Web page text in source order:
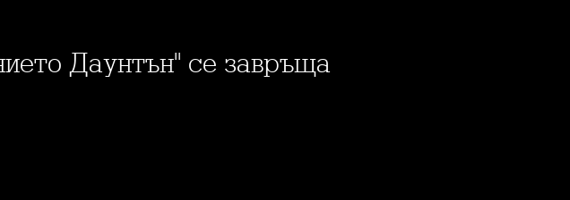
Даунтън" се завръща